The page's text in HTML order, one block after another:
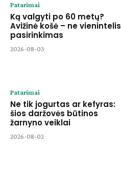
Patarimai
Ką valgyti po 60 metų?
Avižinė košė – ne vienintelis
pasirinkimas
2026-08-03
Patarimai
Ne tik jogurtas ar kefyras:
šios daržovės būtinos
žarnyno veiklai
2026-08-02